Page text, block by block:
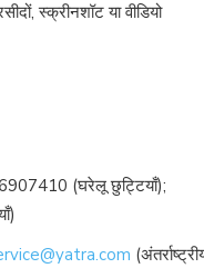
स्क्रीनशॉट या वीडियो
(घरेलू छुट्टियाँ);